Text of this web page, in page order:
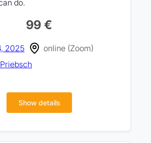
do.
99 €
2025
online (Zoom)
Show details